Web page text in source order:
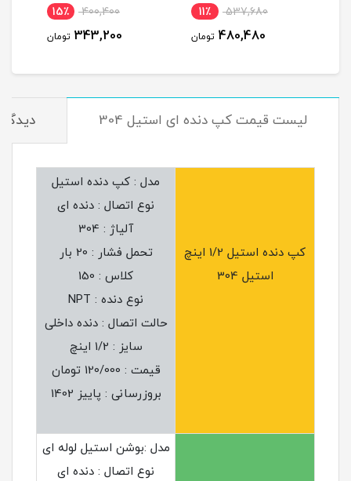
537,680 11٪
480,480 تومان
400,400 15٪
343,200 تومان
لیست قیمت کپ دنده ای استیل 304
کپ دنده استیل 1/2 اینچ
استیل 304
مدل : کپ دنده استیل
نوع اتصال : دنده ای
آلیاژ : 304
تحمل فشار : 20 بار
کلاس : 150
نوع دنده : NPT
حالت اتصال : دنده داخلی
سایز : 1/2 اینچ
قیمت : 120/000 تومان
بروزرسانی : پاییز 1402
مدل :بوشن استیل لوله ای
نوع اتصال : دنده ای